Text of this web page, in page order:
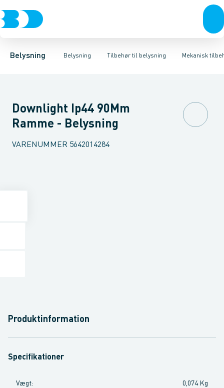
Belysning Belysning
Belysning Tilbehør til belysning
LyskilderBelysningsarmaturerLysstyringTilbehør tilMekanisk
SkinnesystemerBæreskinne for lysrørssystemer Mekanisk
Downlight Ip44 90Mm
Ramme - Belysning
VARENUMMER 5642014284
Produktinformation
Specifikationer
Vægt: 0,074 Kg